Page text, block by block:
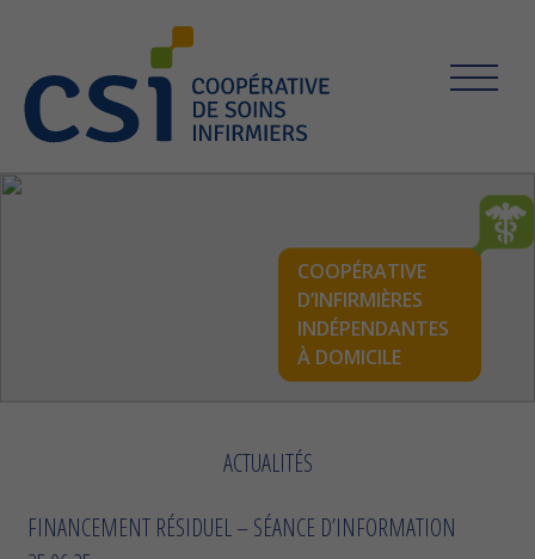
COOPÉRATIVE
D’INFIRMIÈRES
INDÉPENDANTES
À DOMICILE
ACTUALITÉS
FINANCEMENT RÉSIDUEL – SÉANCE D’INFORMATION